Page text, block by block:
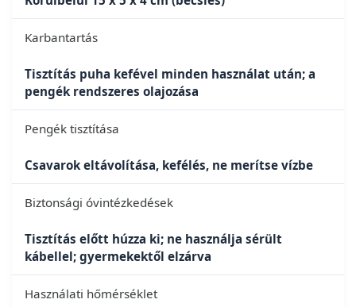
Karbantartás
Tisztítás puha kefével minden használat után; a
pengék rendszeres olajozása
Pengék tisztítása
Csavarok eltávolítása, kefélés, ne merítse vízbe
Biztonsági óvintézkedések
Tisztítás előtt húzza ki; ne használja sérült
kábellel; gyermekektől elzárva
Használati hőmérséklet